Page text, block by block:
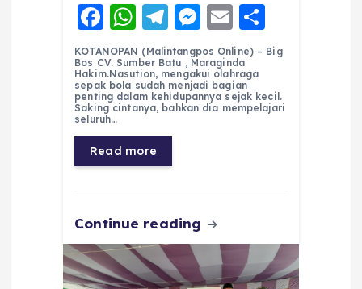
F
a
c
e
b
o
o
k
W
h
a
ts
A
p
p
T
el
e
g
r
a
m
M
e
ss
e
n
E
m
ai
l
h
re
KOTANOPAN (Malintangpos Online) – Big
Bos CV. Sumber Batu , Maraginda
Hakim.Nasution, mengakui olahraga
sepak bola sudah menjadi bagian
penting dalam kehidupannya sejak kecil.
Saking cintanya, bahkan dia mempelajari
seluruh…
Read more
Continue reading